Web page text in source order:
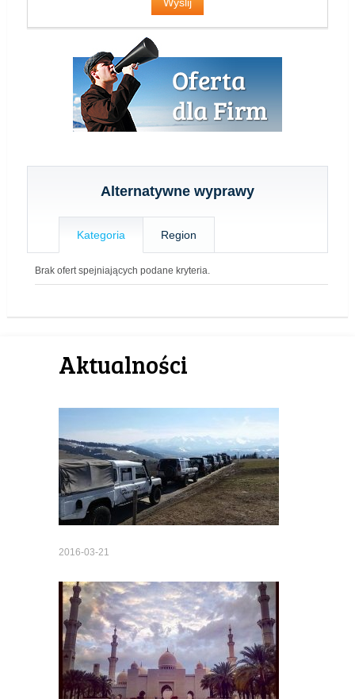
Alternatywne wyprawy
Kategoria Region
Brak ofert spejniających podane kryteria.
Aktualności
2016-03-21